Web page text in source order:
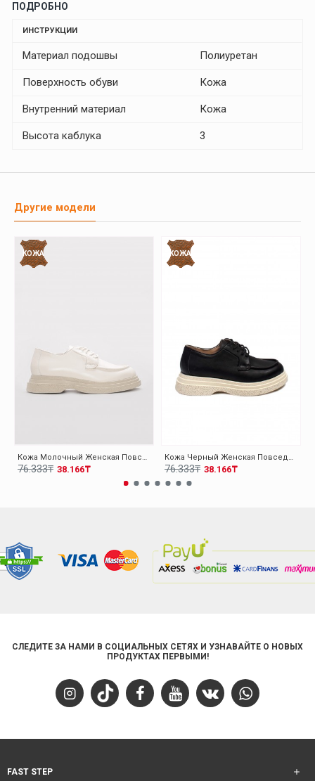
ПОДРОБНО
ИНСТРУКЦИИ
Материал подошвы Полиуретан
Поверхность обуви Кожа
Внутренний материал Кожа
Высота каблука 3
Другие модели
КОЖА
Кожа Молочный Женская Повседневная Обувь 009ZA0151
38.166₸
76.333₸
КОЖА
Кожа Черный Женская Повседневная Обувь 009ZA0151
38.166₸
76.333₸
СЛЕДИТЕ ЗА НАМИ В СОЦИАЛЬНЫХ СЕТЯХ И УЗНАВАЙТЕ О НОВЫХ
ПРОДУКТАХ ПЕРВЫМИ!
FAST STEP